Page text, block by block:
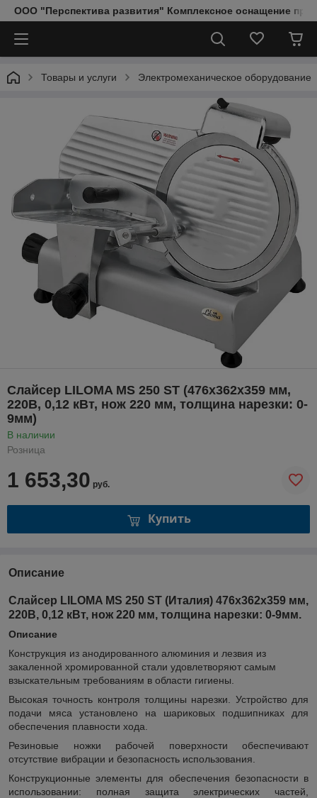
ООО "Перспектива развития" Комплексное оснащение
Товары и услуги Электромеханическое оборудование
Слайсер LILOMA MS 250 ST (476х362х359 мм,
220В, 0,12 кВт, нож 220 мм, толщина нарезки: 0-
9мм)
В наличии
Розница
1 653,30 руб.
Купить
Описание
Слайсер LILOMA MS 250 ST (Италия) 476х362х359 мм,
220В, 0,12 кВт, нож 220 мм, толщина нарезки: 0-9мм.
Описание
Конструкция из анодированного алюминия и лезвия из
закаленной хромированной стали удовлетворяют самым
взыскательным требованиям в области гигиены.
Высокая точность контроля толщины нарезки. Устройство для
подачи мяса установлено на шариковых подшипниках для
обеспечения плавности хода.
Резиновые ножки рабочей поверхности обеспечивают
отсутствие вибрации и безопасность использования.
Конструкционные элементы для обеспечения безопасности в
использовании: полная защита электрических частей,